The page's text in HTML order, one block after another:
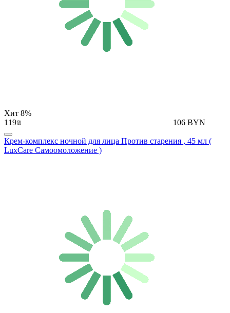
Хит 8%
119₪
106 BYN
Крем-комплекс ночной для лица Против старения , 45 мл (
LuxCare Самоомоложение )